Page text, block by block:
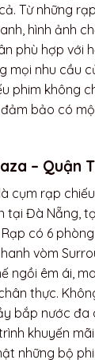
Từ những
hình ảnh
phù hợp với
mọi nhu cầu
phim không
bảo có
– Quận
cụm rạp
tại Đà Nẵng,
có 6 phòng
vòm
ngồi êm ái,
thực.
bắp nước
khuyến
những bộ